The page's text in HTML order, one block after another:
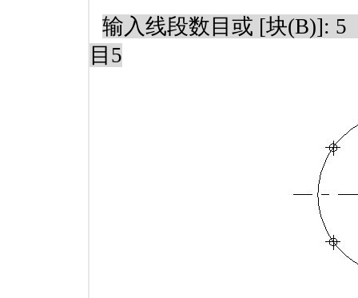
输入线段数目或 [块(B)]: 5
目 5